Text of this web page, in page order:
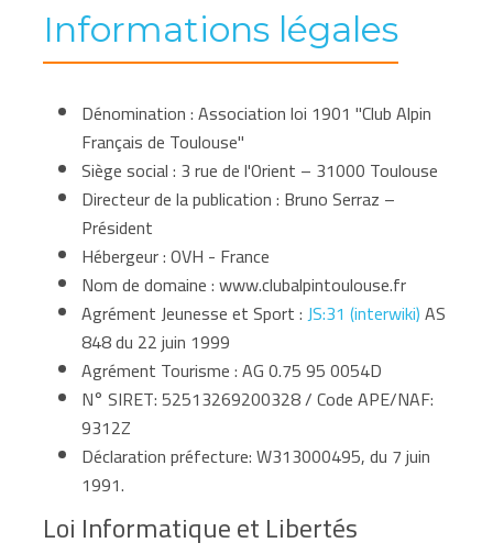
Informations légales
Dénomination : Association loi 1901 "Club Alpin
Français de Toulouse"
Siège social : 3 rue de l'Orient – 31000 Toulouse
Directeur de la publication : Bruno Serraz –
Président
Hébergeur : OVH - France
Nom de domaine : www.clubalpintoulouse.fr
Agrément Jeunesse et Sport :JS:31 (interwiki)AS
848 du 22 juin 1999
Agrément Tourisme : AG 0.75 95 0054D
N° SIRET: 52513269200328 / Code APE/NAF:
9312Z
Déclaration préfecture: W313000495, du 7 juin
1991.
Loi Informatique et Libertés